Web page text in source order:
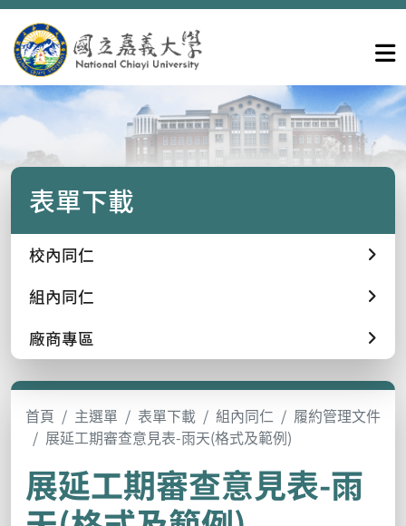
表單下載
校內同仁
組內同仁
廠商專區
首頁 主選單 表單下載 組內同仁
履約管理文件
展延工期審查意見表-雨天(格式及範例)
展延工期審查意見表-雨